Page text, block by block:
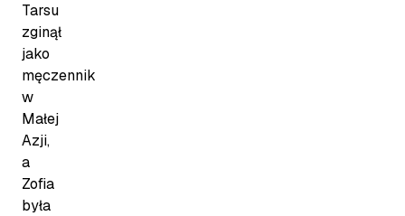
Tarsu
zginął
jako
męczennik
w
Małej
Azji,
a
Zofia
była